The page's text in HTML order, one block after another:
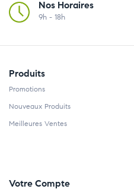
Nos Horaires
9h - 18h
Produits
Promotions
Nouveaux Produits
Meilleures Ventes
Votre Compte